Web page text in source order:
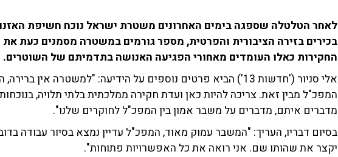
לאחר הטלטלה שספגה בימים האחרונים משטרת ישראל נוכח חשיפת
בכירים בזירה הציבורית והפרטית, מספר גורמים במשטרה מסמנים כעת
החקירות כאלו העומדים מאחורי הפגיעה האנושה בתדמיתם של השוטרים.
אלי סניור ('חדשות 13') הביא פרטים נוספים על הידיעה: "למשטרה אין
המפכ"ל מבין זאת. צריכה להיות כאן ועדת חקירה ממלכתית בלתי תלויה,
מדברים איתם, מדברים על משבר אמון בין המפכ"ל לחוקרים שלנו".
בסיום דבריו, העריך: "המשבר עמוק מאוד, המפכ"ל עדיין נמצא בסיור עבודה
יקצר את שהותו שם. אני רואה את כל האפשרויות פתוחות".